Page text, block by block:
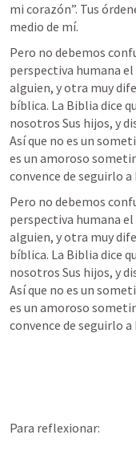
mi corazón”. Tus
medio de mí.
Pero no debemos
perspectiva humana el
alguien, y otra muy
bíblica. La Biblia dice
nosotros Sus hijos, y
Así que no es un
es un amoroso
convence de seguirlo
Pero no debemos
perspectiva humana el
alguien, y otra muy
bíblica. La Biblia dice
nosotros Sus hijos, y
Así que no es un
es un amoroso
convence de seguirlo
Para reflexionar: